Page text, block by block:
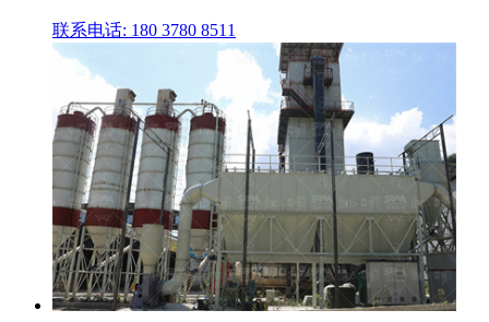
联系电话: 180 3780 8511